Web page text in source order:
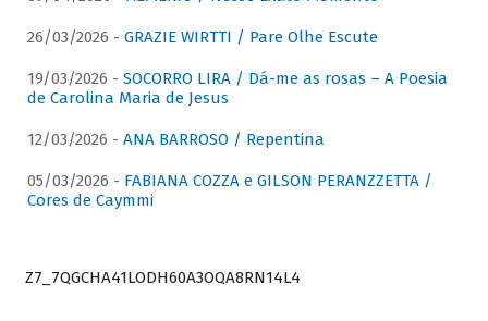
26/03/2026 - GRAZIE WIRTTI / Pare Olhe Escute
19/03/2026 - SOCORRO LIRA / Dá-me as rosas – A Poesia
de Carolina Maria de Jesus
12/03/2026 - ANA BARROSO / Repentina
05/03/2026 - FABIANA COZZA e GILSON PERANZZETTA /
Cores de Caymmi
Z7_7QGCHA41LODH60A3OQA8RN14L4